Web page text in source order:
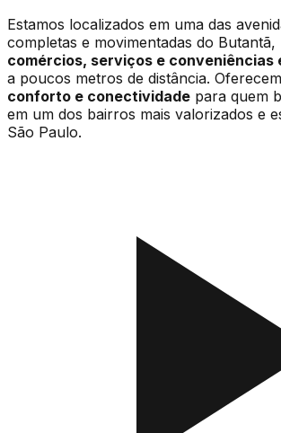
Estamos localizados em uma das
completas e movimentadas do
comércios, serviços e conveniências
a poucos metros de distância.
conforto e conectividade para quem
em um dos bairros mais valorizados e
São Paulo.